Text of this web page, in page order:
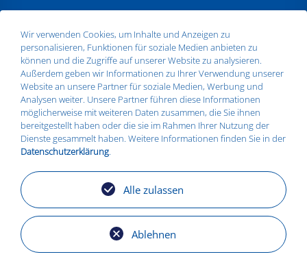
ANSCHRIFT
Silbitz Group GmbH
Dr.- Maruschky - Straße 2
07613 Silbitz
Telefon:+49 36693 579010
E-Mail:info@silbitz-group.com
STANDORTE
Silbitz
Zeitz
Košice
Torgelow
Wir verwenden Cookies, um Inhalte und Anzeigen zu
personalisieren, Funktionen für soziale Medien anbieten zu
können und die Zugriffe auf unserer Website zu analysieren.
Außerdem geben wir Informationen zu Ihrer Verwendung unserer
Website an unsere Partner für soziale Medien, Werbung und
Analysen weiter. Unsere Partner führen diese Informationen
möglicherweise mit weiteren Daten zusammen, die Sie ihnen
bereitgestellt haben oder die sie im Rahmen Ihrer Nutzung der
Dienste gesammelt haben. Weitere Informationen finden Sie in der
Datenschutzerklärung.
Ablehnen
Alle zulassen